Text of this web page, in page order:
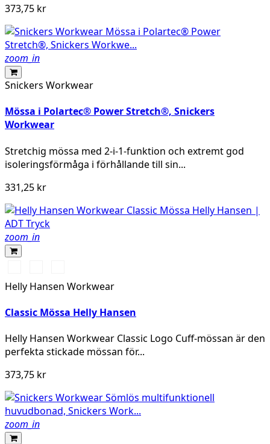
373,75 kr
zoom_in
Snickers Workwear
Mössa i Polartec® Power Stretch®, Snickers
Workwear
Stretchig mössa med 2-i-1-funktion och extremt god
isoleringsförmåga i förhållande till sin...
331,25 kr
zoom_in
NAVYBLACK GREY
Helly Hansen Workwear
Classic Mössa Helly Hansen
Helly Hansen Workwear Classic Logo Cuff-mössan är den
perfekta stickade mössan för...
373,75 kr
zoom_in